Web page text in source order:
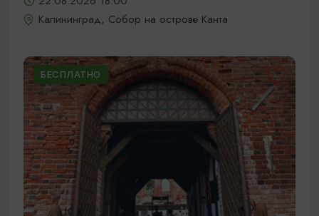
Калининград, Собор на острове Канта
БЕСПЛАТНО